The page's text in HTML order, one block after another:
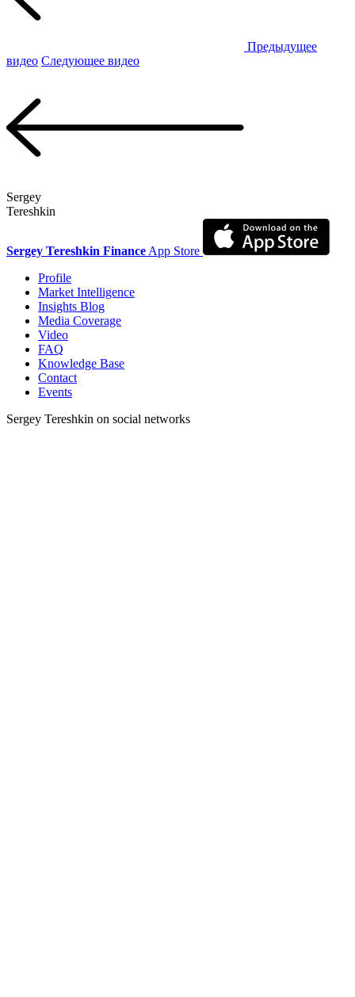
Предыдущее
видео Следующее видео
Sergey
Tereshkin
Sergey Tereshkin Finance App Store
Profile
Market Intelligence
Insights Blog
Media Coverage
Video
FAQ
Knowledge Base
Contact
Events
Sergey Tereshkin on social networks